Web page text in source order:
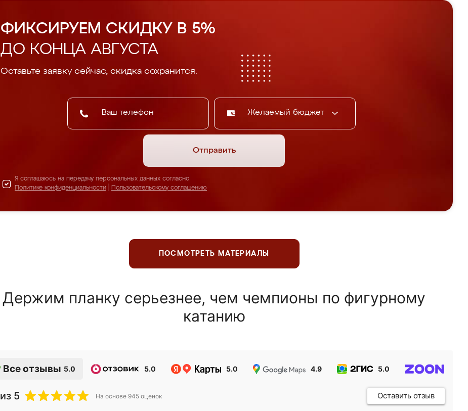
ФИКСИРУЕМ СКИДКУ В 5%
ДО КОНЦА АВГУСТА
Оставьте заявку сейчас, скидка сохранится.
Желаемый бюджет
Отправить
Я соглашаюсь на передачу персональных данных согласно
Политике конфиденциальности
Пользовательскому соглашению
ПОСМОТРЕТЬ МАТЕРИАЛЫ
Держим планку серьезнее, чем чемпионы по фигурному
катанию
Все отзывы 5.0 5.0 5.0 4.9 5.0
из 5 На основе 945 оценок Оставить отзыв